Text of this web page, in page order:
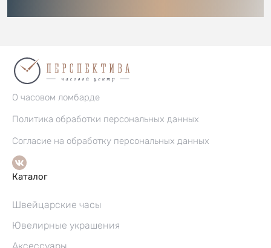
О часовом ломбарде
Политика обработки персональных данных
Согласие на обработку персональных данных
Каталог
Швейцарские часы
Ювелирные украшения
Аксессуары